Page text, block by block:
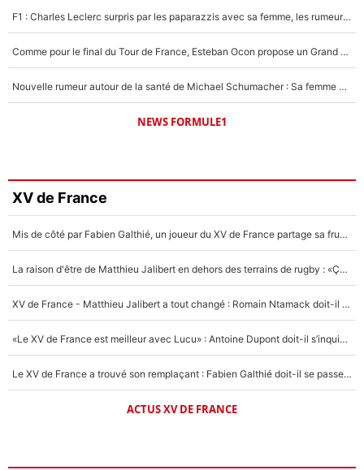
F1 : Charles Leclerc surpris par les paparazzis avec sa femme, les rumeurs étaient vraies !
Comme pour le final du Tour de France, Esteban Ocon propose un Grand Prix de Formule 1 à Paris : «Autour de l’Arc de Triomphe, ce serait génial» !
Nouvelle rumeur autour de la santé de Michael Schumacher : Sa femme Corinna sort du silence
NEWS FORMULE1
XV de France
Mis de côté par Fabien Galthié, un joueur du XV de France partage sa frustration : «ils ne me l’ont pas dit tout de suite»
La raison d'être de Matthieu Jalibert en dehors des terrains de rugby : «Ça m'atteint autant que si tu touches à un membre de ma famille»
XV de France - Matthieu Jalibert a tout changé : Romain Ntamack doit-il s’inquiéter pour sa place à un an de la Coupe du monde ?
«Le XV de France est meilleur avec Lucu» : Antoine Dupont doit-il s’inquiéter pour sa place ?
Le XV de France a trouvé son remplaçant : Fabien Galthié doit-il se passer d'Antoine Dupont ?
ACTUS XV DE FRANCE